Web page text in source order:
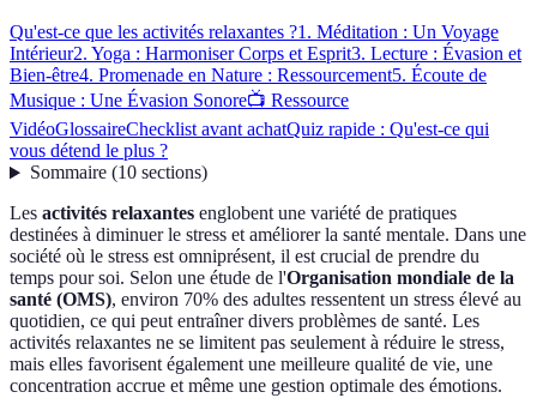
Qu'est-ce que les activités relaxantes ?1. Méditation : Un Voyage
Intérieur2. Yoga : Harmoniser Corps et Esprit3. Lecture : Évasion et
Bien-être4. Promenade en Nature : Ressourcement5. Écoute de
Musique : Une Évasion Sonore📺 Ressource
VidéoGlossaireChecklist avant achatQuiz rapide : Qu'est-ce qui
vous détend le plus ?
Sommaire(10 sections)
Les activités relaxantes englobent une variété de pratiques
destinées à diminuer le stress et améliorer la santé mentale. Dans une
société où le stress est omniprésent, il est crucial de prendre du
temps pour soi. Selon une étude de l'Organisation mondiale de la
santé (OMS), environ 70% des adultes ressentent un stress élevé au
quotidien, ce qui peut entraîner divers problèmes de santé. Les
activités relaxantes ne se limitent pas seulement à réduire le stress,
mais elles favorisent également une meilleure qualité de vie, une
concentration accrue et même une gestion optimale des émotions.